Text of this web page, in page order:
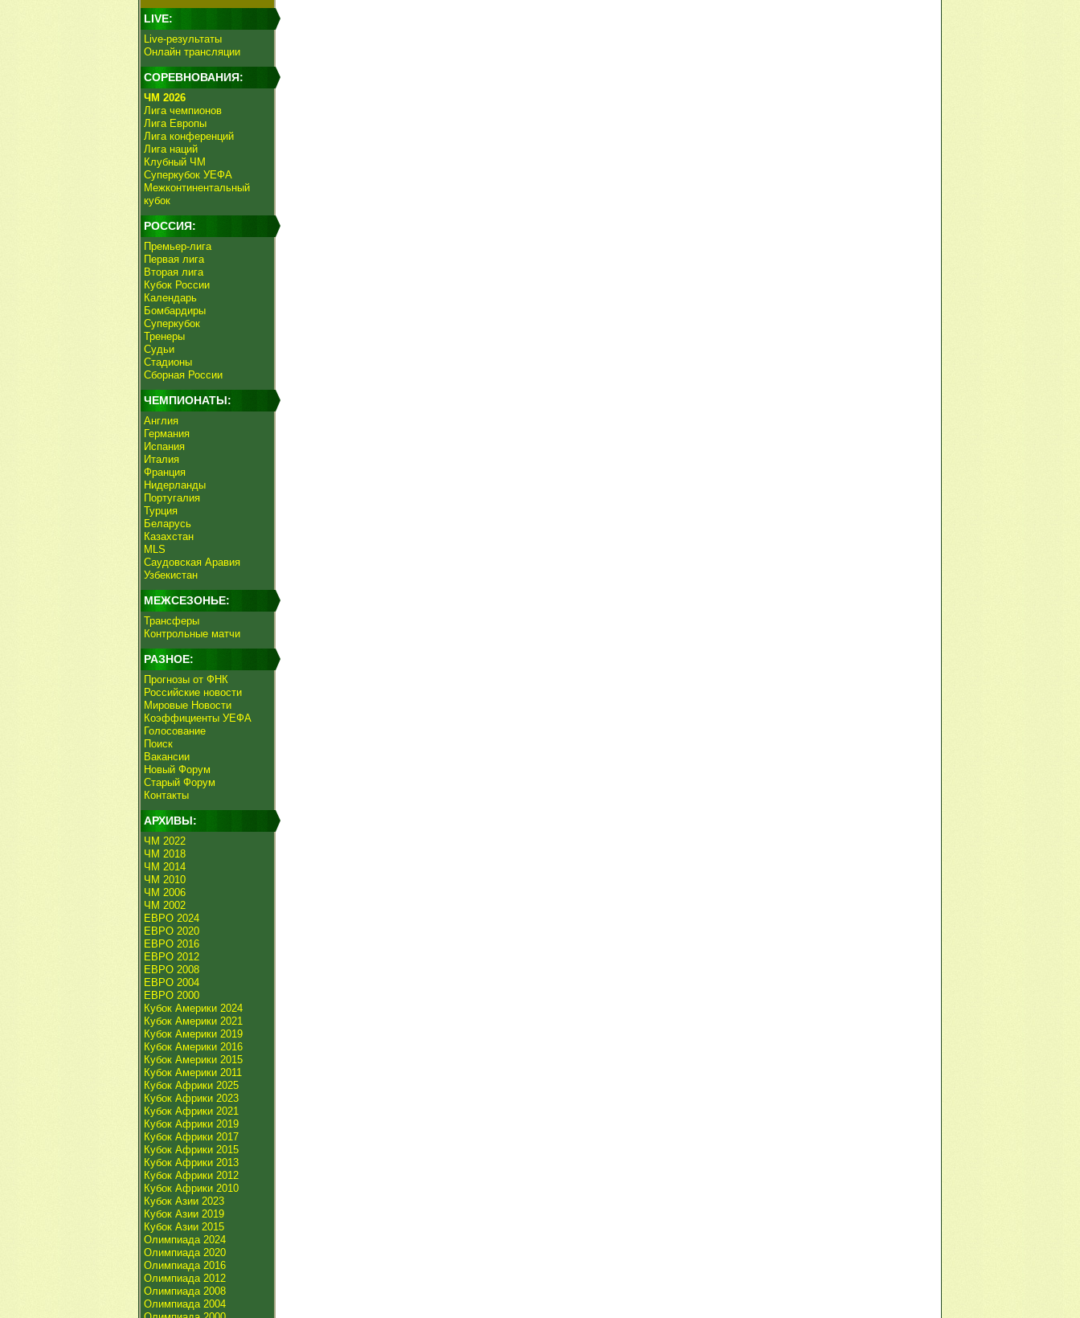
LIVE:
Live-результаты
Онлайн трансляции
СОРЕВНОВАНИЯ:
ЧМ 2026
Лига чемпионов
Лига Европы
Лига конференций
Лига наций
Клубный ЧМ
Суперкубок УЕФА
Межконтинентальный
кубок
РОССИЯ:
Премьер-лига
Первая лига
Вторая лига
Кубок России
Календарь
Бомбардиры
Суперкубок
Тренеры
Судьи
Стадионы
Сборная России
ЧЕМПИОНАТЫ:
Англия
Германия
Испания
Италия
Франция
Нидерланды
Португалия
Турция
Беларусь
Казахстан
MLS
Саудовская Аравия
Узбекистан
МЕЖСЕЗОНЬЕ:
Трансферы
Контрольные матчи
РАЗНОЕ:
Прогнозы от ФНК
Российские новости
Мировые Новости
Коэффициенты УЕФА
Голосование
Поиск
Вакансии
Новый Форум
Старый Форум
Контакты
АРХИВЫ:
ЧМ 2022
ЧМ 2018
ЧМ 2014
ЧМ 2010
ЧМ 2006
ЧМ 2002
ЕВРО 2024
ЕВРО 2020
ЕВРО 2016
ЕВРО 2012
ЕВРО 2008
ЕВРО 2004
ЕВРО 2000
Кубок Америки 2024
Кубок Америки 2021
Кубок Америки 2019
Кубок Америки 2016
Кубок Америки 2015
Кубок Америки 2011
Кубок Африки 2025
Кубок Африки 2023
Кубок Африки 2021
Кубок Африки 2019
Кубок Африки 2017
Кубок Африки 2015
Кубок Африки 2013
Кубок Африки 2012
Кубок Африки 2010
Кубок Азии 2023
Кубок Азии 2019
Кубок Азии 2015
Олимпиада 2024
Олимпиада 2020
Олимпиада 2016
Олимпиада 2012
Олимпиада 2008
Олимпиада 2004